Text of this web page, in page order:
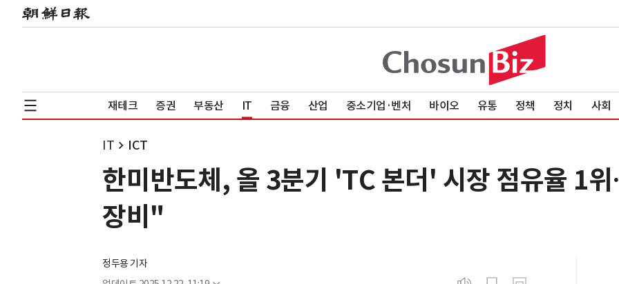
재테크 증권 부동산 IT 금융 산업 중소기업·벤처 바이오 유통 정책 정치 사회
IT ICT
한미반도체, 올 3분기 'TC 본더' 시장 점유율 1
장비"
정두용 기자